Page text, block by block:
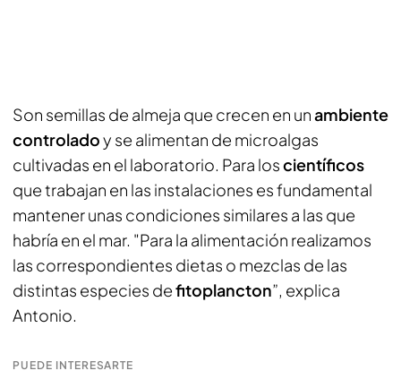
Son semillas de almeja que crecen en unambiente
controladoy se alimentan de microalgas
cultivadas en el laboratorio. Para loscientíficos
que trabajan en las instalaciones es fundamental
mantener unas condiciones similares a las que
habría en el mar. "Para la alimentación realizamos
las correspondientes dietas o mezclas de las
distintas especies defitoplancton”, explica
Antonio.
PUEDE INTERESARTE